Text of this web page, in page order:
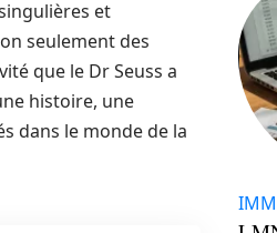
et
seulement des
que le Dr Seuss a
histoire, une
dans le monde de la